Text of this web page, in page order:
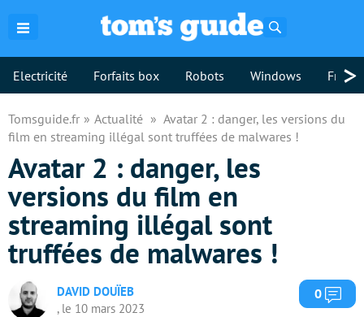
Electricité Forfaits box Robots Windows >
Tomsguide.fr Actualité
Avatar 2 : danger, les versions du
film en streaming illégal sont truffées de malwares !
Avatar 2 : danger, les
versions du film en
streaming illégal sont
truffées de malwares !
DAVID DOUÏEB
, le 10 mars 2023
0